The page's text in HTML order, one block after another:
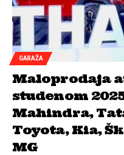
GARAŽA
Maloprodaja
studenom
Mahindra,
Toyota, Kia,
MG